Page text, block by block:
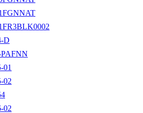
D
01
02
02